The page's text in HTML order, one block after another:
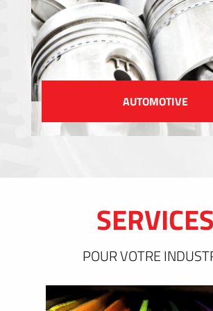
AUTOMOTIVE
SERVICES
POUR VOTRE